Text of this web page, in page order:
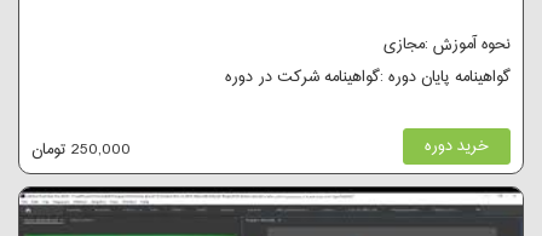
نحوه آموزش :مجازی
گواهینامه پایان دوره :گواهینامه شرکت در دوره
خرید دوره 250,000 تومان